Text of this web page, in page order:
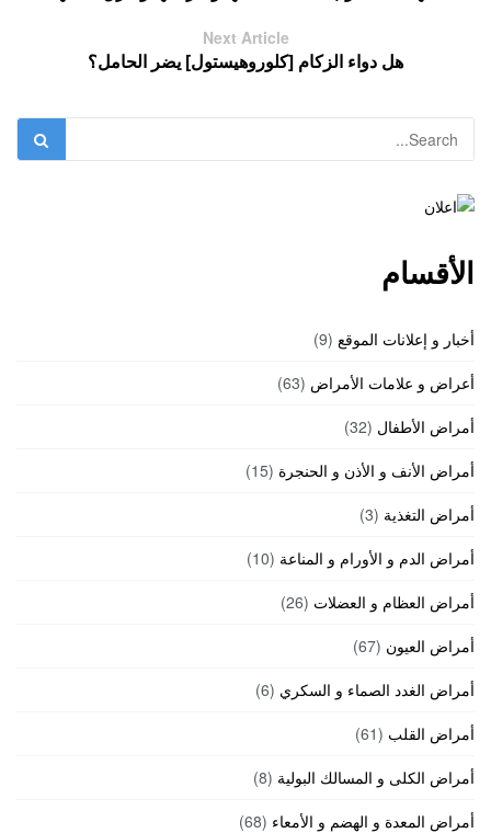
Next Article
هل دواء الزكام [كلوروهيستول] يضر الحامل؟
الأقسام
أخبار و إعلانات الموقع (9)
أعراض و علامات الأمراض (63)
أمراض الأطفال (32)
أمراض الأنف و الأذن و الحنجرة (15)
أمراض التغذية (3)
أمراض الدم و الأورام و المناعة (10)
أمراض العظام و العضلات (26)
أمراض العيون (67)
أمراض الغدد الصماء و السكري (6)
أمراض القلب (61)
أمراض الكلى و المسالك البولية (8)
أمراض المعدة و الهضم و الأمعاء (68)